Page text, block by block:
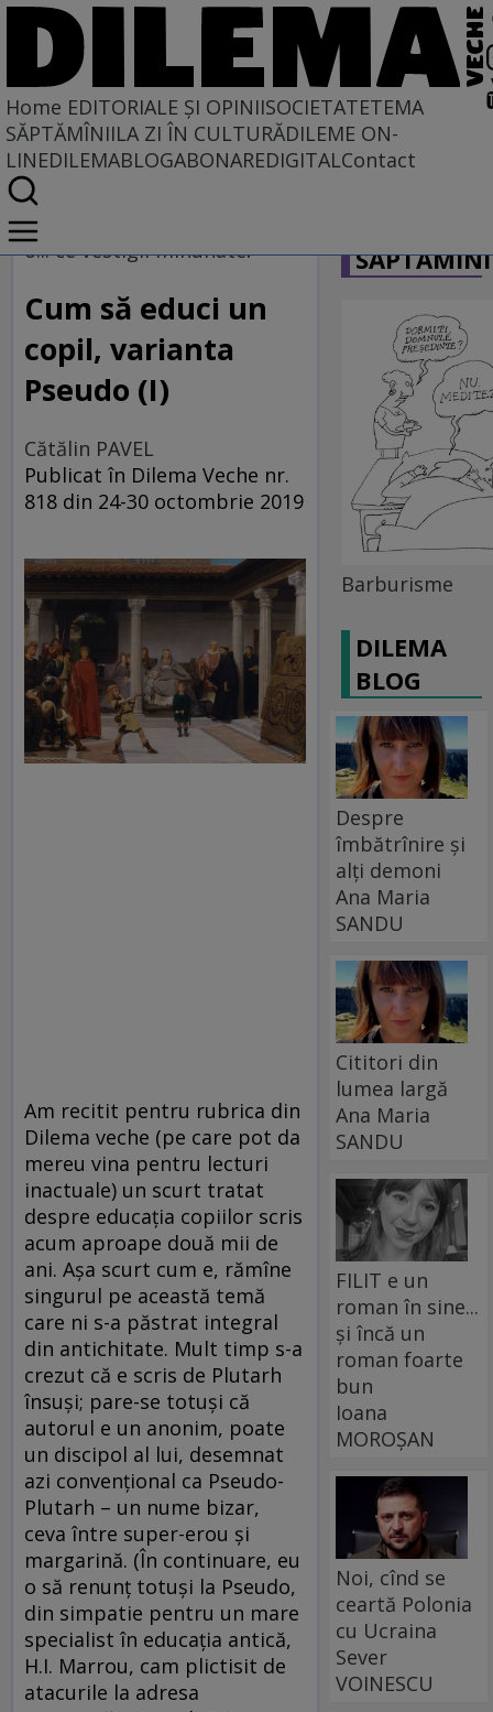
Home EDITORIALE ȘI OPINIISOCIETATETEMA
SĂPTĂMÎNIILA ZI ÎN CULTURĂDILEME ON-
LINEDILEMABLOGABONAREDIGITALContact
Home
EDITORIALE ȘI OPINII
o... ce vestigii minunate!
Cum să educi un
copil, varianta
Pseudo (I)
Cătălin PAVEL
Publicat în Dilema Veche nr.
818 din 24-30 octombrie 2019
Am recitit pentru rubrica din
Dilema veche (pe care pot da
mereu vina pentru lecturi
inactuale) un scurt tratat
despre educația copiilor scris
acum aproape două mii de
ani. Așa scurt cum e, rămîne
singurul pe această temă
care ni s-a păstrat integral
din antichitate. Mult timp s-a
crezut că e scris de Plutarh
însuși; pare-se totuși că
autorul e un anonim, poate
un discipol al lui, desemnat
azi convențional ca Pseudo-
Plutarh – un nume bizar,
ceva între super-erou și
margarină. (În continuare, eu
o să renunț totuși la Pseudo,
din simpatie pentru un mare
specialist în educația antică,
H.I. Marrou, cam plictisit de
atacurile la adresa
Barburisme
DILEMA
BLOG
Despre
îmbătrînire și
alți demoni
Ana Maria
SANDU
Cititori din
lumea largă
Ana Maria
SANDU
FILIT e un
roman în sine...
și încă un
roman foarte
bun
Ioana
MOROȘAN
Noi, cînd se
ceartă Polonia
cu Ucraina
Sever
VOINESCU